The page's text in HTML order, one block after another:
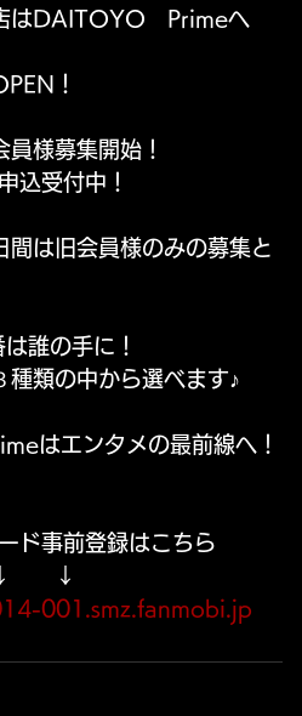
はDAITOYO　Primeへ
！
様募集開始！
込受付中！
間は旧会員様のみの募集と
誰の手に！
種類の中から選べます♪
はエンタメの最前線へ！
ド事前登録はこちら
　　↓
001.smz.fanmobi.jp